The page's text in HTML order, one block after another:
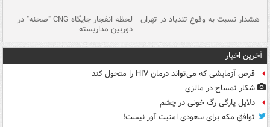
هشدار نسبت به وفوع تندباد در تهران لحظه انفجار جایگاه CNG "صحنه" در
دوربین مداربسته
آخرین اخبار
قرص آزمایشی که می‌تواند درمان HIV را متحول کند
شکار تمساح در مالزی
دلایل پارگی رگ خونی در چشم
توافق مکه برای سعودی امنیت آور نیست!